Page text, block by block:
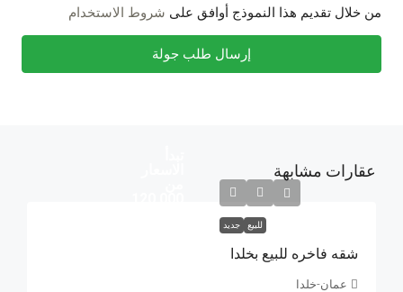
من خلال تقديم هذا النموذج أوافق على شروط الاستخدام
إرسال طلب جولة
عقارات مشابهة
للبيع جديد
شقه فاخره للبيع بخلدا
عمان-خلدا